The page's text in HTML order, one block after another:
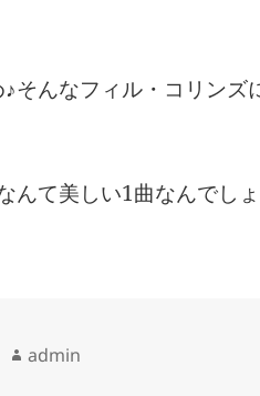
そんなフィル・コリンズ
んて美しい1曲なんでし
作
admin